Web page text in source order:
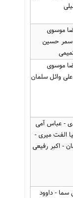
موسوی
سمر حسین
موسوی
وائل سلمان
- عباس آمی
الفت میری -
- اکبر رفیعی
- داوود